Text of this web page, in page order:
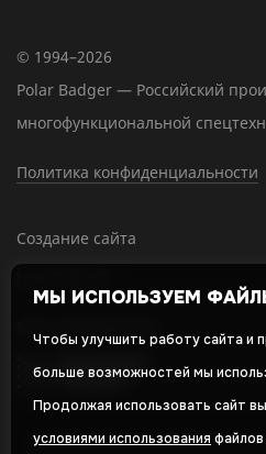
© 1994–2026
Polar Badger — Российский
многофункциональной
Политика конфиденциальности
Создание сайта
МЫ ИСПОЛЬЗУЕМ ФАЙЛЫ
Чтобы улучшить работу сайта и
больше возможностей мы
Продолжая использовать сайт
условиями использования